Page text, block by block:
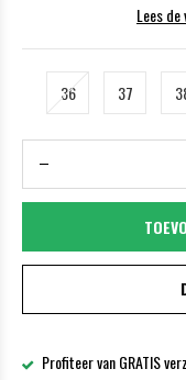
Lees
36 37
Profiteer van GRATIS